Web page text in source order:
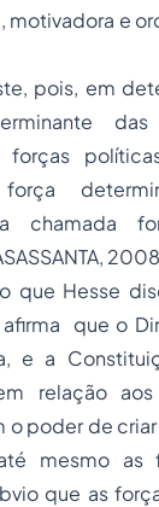
motivadora e
pois, em
das
forças
a chamada
que Hesse
que o
e a
relação
poder de
mesmo as
que as